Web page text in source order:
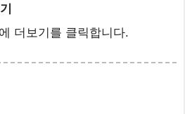
더보기를 클릭합니다.